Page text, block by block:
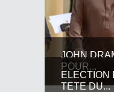
JOHN
POUR...
ELECTION
TETE DU...